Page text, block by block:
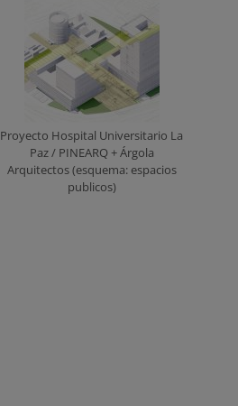
Proyecto Hospital Universitario La
Paz / PINEARQ + Árgola
Arquitectos (esquema: espacios
publicos)